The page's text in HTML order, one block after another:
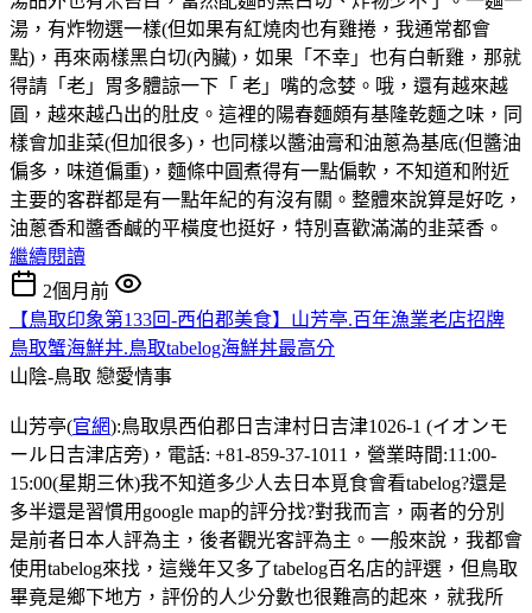
湯，有炸物選一樣(但如果有紅燒肉也有雞捲，我通常都會
點)，再來兩樣黑白切(內臟)，如果「不幸」也有白斬雞，那就
得請「老」胃多體諒一下「 老」嘴的念婪。哦，還有越來越
圓，越來越凸出的肚皮。這裡的陽春麵頗有基隆乾麵之味，同
樣會加韭菜(但加很多)，也同樣以醬油膏和油蔥為基底(但醬油
偏多，味道偏重)，麵條中圓煮得有一點偏軟，不知道和附近
主要的客群都是有一點年紀的有沒有關。整體來說算是好吃，
油蔥香和醬香鹹的平橫度也挺好，特別喜歡滿滿的韭菜香。
繼續閱讀
2個月前
【鳥取印象第133回-西伯郡美食】山芳亭.百年漁業老店招牌
鳥取蟹海鮮丼.鳥取tabelog海鮮丼最高分
山陰-鳥取 戀愛情事
山芳亭(官網):鳥取県西伯郡日吉津村日吉津1026-1 (イオンモ
ール日吉津店旁)，電話: +81-859-37-1011，營業時間:11:00-
15:00(星期三休)我不知道多少人去日本覓食會看tabelog?還是
多半還是習慣用google map的評分找?對我而言，兩者的分別
是前者日本人評為主，後者觀光客評為主。一般來說，我都會
使用tabelog來找，這幾年又多了tabelog百名店的評選，但鳥取
畢竟是鄉下地方，評份的人少分數也很難高的起來，就我所